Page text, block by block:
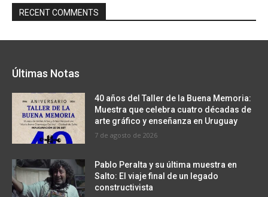
RECENT COMMENTS
Últimas Notas
40 años del Taller de la Buena Memoria:
Muestra que celebra cuatro décadas de
arte gráfico y enseñanza en Uruguay
7 de agosto de 2026
Pablo Peralta y su última muestra en
Salto: El viaje final de un legado
constructivista